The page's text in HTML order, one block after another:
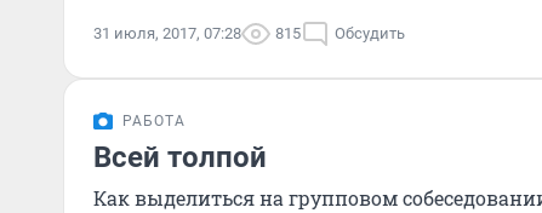
31 июля, 2017, 07:28 815 Обсудить
РАБОТА
Всей толпой
Как выделиться на групповом